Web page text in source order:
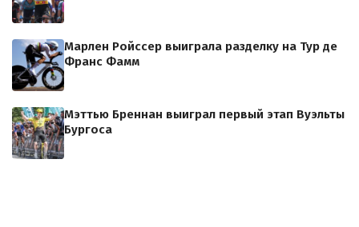
Марлен Ройссер выиграла разделку на Тур де
Франс Фамм
Мэттью Бреннан выиграл первый этап Вуэльты
Бургоса